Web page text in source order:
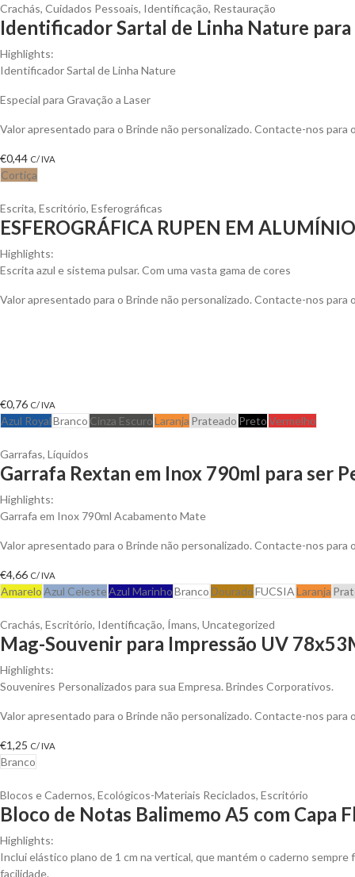
Crachás, Cuidados Pessoais, Identificação, Restauração
Identificador Sartal de Linha Nature
Highlights:
Identificador Sartal de Linha Nature
Especial para Gravação a Laser
Valor apresentado para o Brinde não personalizado. Contacte-nos
€0,44 C/ IVA
Cortiça
Escrita, Escritório, Esferográficas
ESFEROGRÁFICA RUPEN EM
Highlights:
Escrita azul e sistema pulsar. Com uma vasta gama de cores
Valor apresentado para o Brinde não personalizado. Contacte-nos
€0,76 C/ IVA
Azul RoyalBranco Cinza EscuroLaranja Prateado PretoVermelho
Garrafas, Líquidos
Garrafa Rextan em Inox 790ml para ser
Highlights:
Garrafa em Inox 790ml Acabamento Mate
Valor apresentado para o Brinde não personalizado. Contacte-nos
€4,66 C/ IVA
AmareloAzul CelesteAzul MarinhoBranco DouradoFUCSIALaranja
Crachás, Escritório, Identificação, Ímans, Uncategorized
Mag-Souvenir para Impressão UV
Highlights:
Souvenires Personalizados para sua Empresa. Brindes Corporativos.
Valor apresentado para o Brinde não personalizado. Contacte-nos
€1,25 C/ IVA
Branco
Blocos e Cadernos, Ecológicos-Materiais Reciclados, Escritório
Bloco de Notas Balimemo A5 com Capa
Highlights:
Inclui elástico plano de 1 cm na vertical, que mantém o caderno
facilidade.